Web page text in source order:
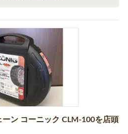
ン コーニック CLM-100を店頭